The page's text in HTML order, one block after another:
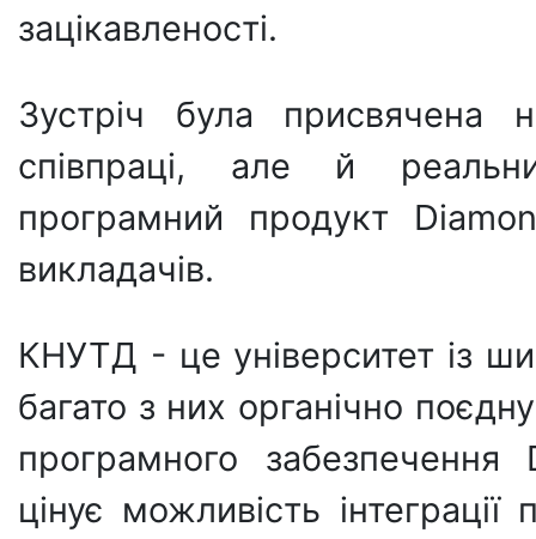
зацікавленості.
Зустріч була присвячена
співпраці, але й
програмний продукт
викладачів.
КНУТД - це університет із
багато з них органічно
програмного забезпечення
цінує можливість